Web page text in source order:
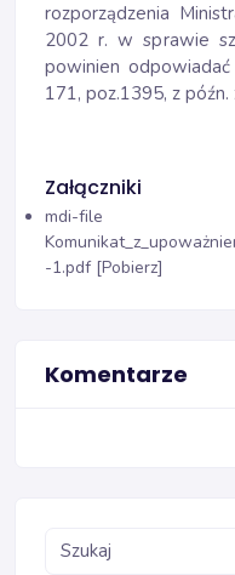
rozporządzenia
2002 r. w sprawie
powinien
171, poz.1395, z późn.
Załączniki
mdi-file
-1.pdf [Pobierz]
Komentarze